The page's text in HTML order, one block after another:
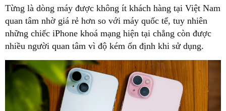
Từng là dòng máy được không ít khách hàng tại Việt Nam
quan tâm nhờ giá rẻ hơn so với máy quốc tế, tuy nhiên
những chiếc iPhone khoá mạng hiện tại chẳng còn được
nhiều người quan tâm vì độ kém ổn định khi sử dụng.